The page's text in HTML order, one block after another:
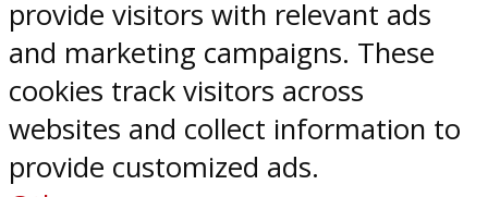
provide visitors with relevant ads
and marketing campaigns. These
cookies track visitors across
websites and collect information to
provide customized ads.